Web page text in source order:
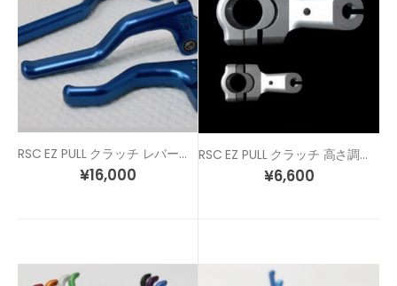
RSC EZ PULL クラッチ レバーのみ（リペアパーツ）
¥16,000
RSC EZ PULL クラッチ 高さ調整用 スペーサー
¥6,600